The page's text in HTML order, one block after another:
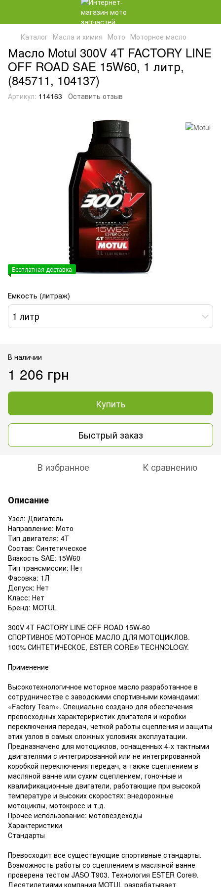
Каталог Масла и химия Мото Моторное масло
Масло Motul 300V 4T FACTORY LINE
OFF ROAD SAE 15W60, 1 литр,
(845711, 104137)
Артикул: 114163 Оставить отзыв
Бесплатная доставка
Емкость (литраж)
1 литр
В наличии
1 206 грн
Купить
Быстрый заказ
В избранное К сравнению
Описание
Узел: Двигатель
Направление: Мото
Тип двигателя: 4T
Состав: Синтетическое
Вязкость SAE: 15W60
Тип трансмиссии: Нет
Фасовка: 1Л
Допуск: Нет
Класс: Нет
Бренд: MOTUL
300V 4T FACTORY LINE OFF ROAD 15W-60
СПОРТИВНОЕ МОТОРНОЕ МАСЛО ДЛЯ МОТОЦИКЛОВ.
100% СИНТЕТИЧЕСКОЕ, ESTER CORE® TECHNOLOGY.
Применение
Высокотехнологичное моторное масло разработанное в
сотрудничестве с заводскими спортивными командами:
«Factory Team». Специально создано для обеспечения
превосходных характериристик двигателя и коробки
переключения передач, четкой работы сцепления и защиты
этих узлов в самых сложных условиях эксплуатации.
Предназначено для мотоциклов, оснащенных 4-х тактными
двигателями с интегрированной или не интегрированной
коробкой переключения передач, а также сцеплением в
масляной ванне или сухим сцеплением, гоночные и
квалификационные двигатели, работающие при высокой
температуре и высоких скоростях: внедорожные
мотоциклы, мотокросс и т.д.
Прочее использование: мотовездеходы
Характеристики
Стандарты
Превосходит все существующие спортивные стандарты.
Возможность работы со сцеплением в масляной ванне
проверена тестом JASO T903. Технология ESTER Core®.
Десятилетиями компания MOTUL разрабатывает